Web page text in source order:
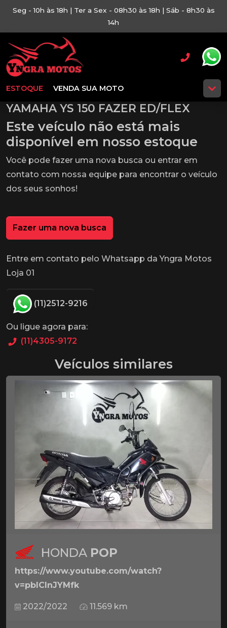
Seg - 10h às 18h | Ter a Sex - 08h30 às 18h | Sáb - 8h30 às
14h
ESTOQUE VENDA SUA MOTO
YAMAHA YS 150 FAZER ED/FLEX
Este veículo não está mais
disponível em nosso estoque
Você pode fazer uma nova busca ou entrar em
contato com nossa equipe para encontrar o veículo
dos seus sonhos!
Fazer uma nova busca
Entre em contato pelo Whatsapp da Yngra Motos
Loja 01
(11)2512-9216
Ou ligue agora para:
(11)4305-9172
Veículos similares
HONDA POP
https://www.youtube.com/watch?
v=pbICInJYMfk
2022/2022 11.569 km